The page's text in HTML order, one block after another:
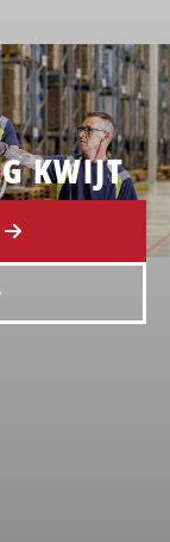
KWIJT